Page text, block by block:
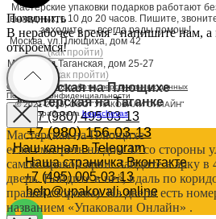
Мастерские упаковки подарков работают
выходных, с 10 до 20 часов. Пишите,
заходите — всегда рады помочь!
Москва, ул.Плющиха, дом 42
(как пройти)
Москва, ул.Таганская, дом 25-27
(как пройти)
Мастерская на Плющихе
Мастерская на Таганке
+7 (980) 495-03-13
+7 (980) 156-03-13
Наш канал в Telegram
Наша страничка Вконтакте
+7 (495) 005-03-13
help@upakovali.online
Согласие на обработку персональных данных
Политика конфиденциальности
© 2021-2025, ООО "УПАКОВАЛИ ОНЛАЙН"
Сайт разработала bogachevas
Позвонить
В нерабочее время - напишите нам,
откроемся!
Мастерская на Плющихе
если смотреть на дом 42 со стороны
самой правой арки. Зайдите в арку в
дверь. Войдите в неё, вдаль по
правой стороны). На двери есть
названием «Упаковали Онлайн» .